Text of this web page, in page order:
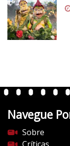
Navegue
Sobre